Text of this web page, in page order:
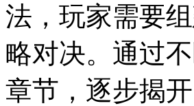
法，玩家需要
略对决。通过
章节，逐步揭